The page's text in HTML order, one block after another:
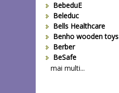
BebeduE
Beleduc
Bells Healthcare
Benho wooden toys
Berber
BeSafe
Bestway
mai multi...